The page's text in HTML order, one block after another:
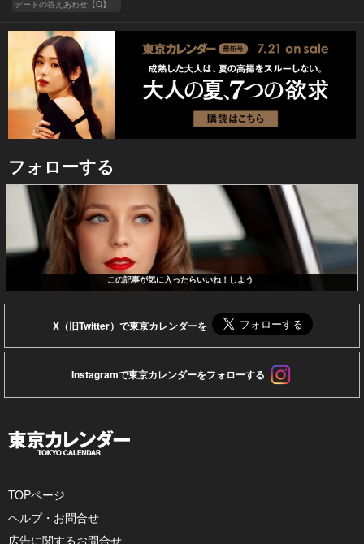
デートの答えあわせ【Q】
フォローする
この記事が気に入ったらいいね！しよう
X（旧Twitter）で東京カレンダーを
Instagramで東京カレンダーをフォローする
TOPページ
ヘルプ・お問合せ
広告に関するお問合せ